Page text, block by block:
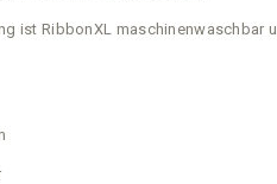
ist RibbonXL maschinenwaschbar